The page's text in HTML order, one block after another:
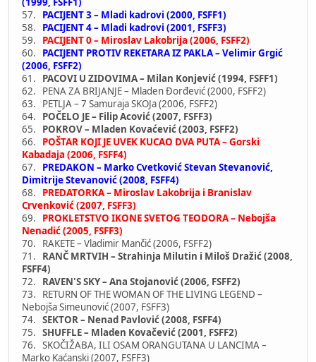
57. PACIJENT 3 – Mladi kadrovi (2000, FSFF1)
58. PACIJENT 4 – Mladi kadrovi (2001, FSFF3)
59. PACIJENT 0 – Miroslav Lakobrija (2006, FSFF2)
60. PACIJENT PROTIV REKETARA IZ PAKLA – Velimir Grgić
(2006, FSFF2)
61. PACOVI U ZIDOVIMA – Milan Konjević (1994, FSFF1)
62. PENA ZA BRIJANJE – Mladen Đorđević (2000, FSFF2)
63. PETLJA – 7 Samuraja SKOJa (2006, FSFF2)
64. POČELO JE – Filip Acović (2007, FSFF3)
65. POKROV – Mladen Kovaćević (2003, FSFF2)
66. POŠTAR KOJI JE UVEK KUCAO DVA PUTA – Gorski
Kabadaja (2006, FSFF4)
67. PREDAKON – Marko Cvetković Stevan Stevanović,
Dimitrije Stevanović (2008, FSFF4)
68. PREDATORKA – Miroslav Lakobrija i Branislav
Crvenković (2007, FSFF3)
69. PROKLETSTVO IKONE SVETOG TEODORA – Nebojša
Nenadić (2005, FSFF3)
70. RAKETE – Vladimir Mančić (2006, FSFF2)
71. RANČ MRTVIH – Strahinja Milutin i Miloš Dražić (2008,
FSFF4)
72. RAVEN'S SKY – Ana Stojanović (2006, FSFF2)
73. RETURN OF THE WOMAN OF THE LIVING LEGEND –
Nebojša Simeunović (2007, FSFF3)
74. SEKTOR – Nenad Pavlović (2008, FSFF4)
75. SHUFFLE – Mladen Kovačević (2001, FSFF2)
76. SKOČIŽABA, ILI OSAM ORANGUTANA U LANCIMA –
Marko Kaćanski (2007, FSFF3)